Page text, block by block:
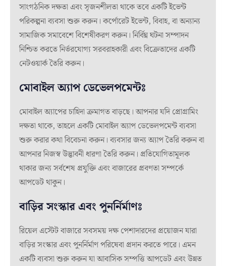
সাংগঠনিক দক্ষতা এবং সৃজনশীলতা থাকে তবে একটি ইভেন্ট
পরিকল্পনা ব্যবসা শুরু করুন। কর্পোরেট ইভেন্ট, বিবাহ, বা অন্যান্য
সামাজিক সমাবেশে বিশেষীকরণ করুন। নির্বিঘ্ন ঘটনা সম্পাদন
নিশ্চিত করতে নির্ভরযোগ্য সরবরাহকারী এবং বিক্রেতাদের একটি
নেটওয়ার্ক তৈরি করুন।
মোবাইল অ্যাপ ডেভেলপমেন্টঃ
মোবাইল অ্যাপের চাহিদা ক্রমাগত বাড়ছে। আপনার যদি প্রোগ্রামিং
দক্ষতা থাকে, তাহলে একটি মোবাইল অ্যাপ ডেভেলপমেন্ট ব্যবসা
শুরু করার কথা বিবেচনা করুন। ব্যবসার জন্য অ্যাপ তৈরি করুন বা
আপনার নিজস্ব উদ্ভাবনী ধারণা তৈরি করুন। প্রতিযোগিতামূলক
থাকার জন্য সর্বশেষ প্রযুক্তি এবং বাজারের প্রবণতা সম্পর্কে
আপডেট থাকুন।
বাড়ির সংস্কার এবং পুনর্নির্মাণঃ
রিয়েল এস্টেট বাজারে সবসময় দক্ষ পেশাদারদের প্রয়োজন যারা
বাড়ির সংস্কার এবং পুনর্নির্মাণ পরিষেবা প্রদান করতে পারে। এমন
একটি ব্যবসা শুরু করুন যা আবাসিক সম্পত্তি আপডেট এবং উন্নত